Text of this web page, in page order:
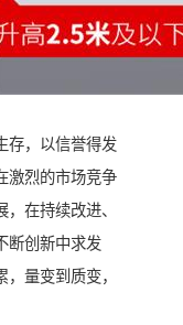
存，以信誉得发
激烈的市场竞争
在持续改进、
断创新中求发
量变到质变，